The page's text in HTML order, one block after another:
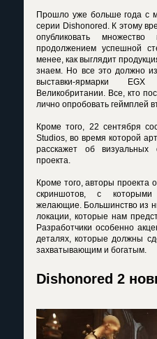
Прошло уже больше года с
серии Dishonored. К этому
опубликовать
продолжением успешной
менее, как выглядит
знаем. Но все это должно
выставки-ярмарки
Великобритании. Все, кто
лично опробовать геймплей
Кроме того, 22 сентября
Studios, во время которой
расскажет об визуальных
проекта.
Кроме того, авторы проекта
скриншотов, с
желающие. Большинство из
локации, которые нам
Разработчики особенно
деталях, которые должны
захватывающим и богатым.
Dishonored 2